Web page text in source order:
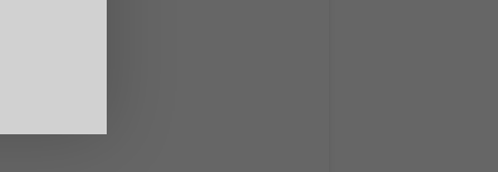
di